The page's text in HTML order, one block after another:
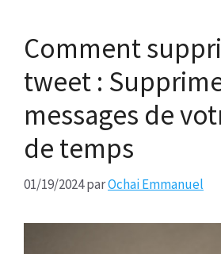
Comment
tweet :
messages de
de temps
01/19/2024parOchai Emmanuel